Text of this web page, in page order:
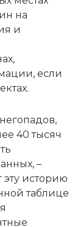
на
и
если
40 тысяч
–
эту историю
таблице